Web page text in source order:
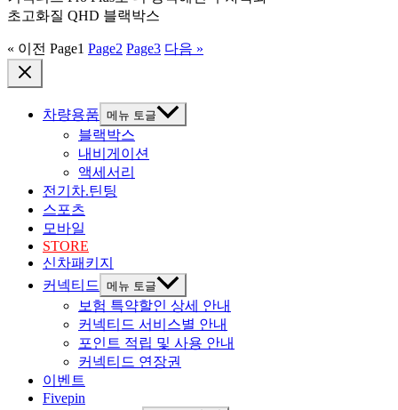
초고화질 QHD 블랙박스
« 이전 Page1 Page2 Page3 다음 »
차량용품 메뉴 토글
블랙박스
내비게이션
액세서리
전기차.틴팅
스포츠
모바일
STORE
신차패키지
커넥티드
메뉴 토글
보험 특약할인 상세 안내
커넥티드 서비스별 안내
포인트 적립 및 사용 안내
커넥티드 연장권
이벤트
Fivepin